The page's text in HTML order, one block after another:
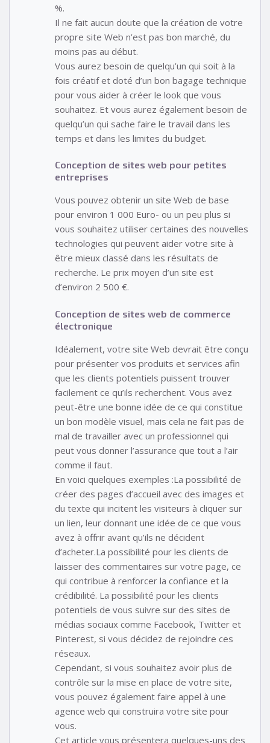
%.
Il ne fait aucun doute que la création de votre
propre site Web n’est pas bon marché, du
moins pas au début.
Vous aurez besoin de quelqu’un qui soit à la
fois créatif et doté d’un bon bagage technique
pour vous aider à créer le look que vous
souhaitez. Et vous aurez également besoin de
quelqu’un qui sache faire le travail dans les
temps et dans les limites du budget.
Conception de sites web pour petites
entreprises
Vous pouvez obtenir un site Web de base
pour environ 1 000 Euro- ou un peu plus si
vous souhaitez utiliser certaines des nouvelles
technologies qui peuvent aider votre site à
être mieux classé dans les résultats de
recherche. Le prix moyen d’un site est
d’environ 2 500 €.
Conception de sites web de commerce
électronique
Idéalement, votre site Web devrait être conçu
pour présenter vos produits et services afin
que les clients potentiels puissent trouver
facilement ce qu’ils recherchent. Vous avez
peut-être une bonne idée de ce qui constitue
un bon modèle visuel, mais cela ne fait pas de
mal de travailler avec un professionnel qui
peut vous donner l’assurance que tout a l’air
comme il faut.
En voici quelques exemples :La possibilité de
créer des pages d’accueil avec des images et
du texte qui incitent les visiteurs à cliquer sur
un lien, leur donnant une idée de ce que vous
avez à offrir avant qu’ils ne décident
d’acheter.La possibilité pour les clients de
laisser des commentaires sur votre page, ce
qui contribue à renforcer la confiance et la
crédibilité. La possibilité pour les clients
potentiels de vous suivre sur des sites de
médias sociaux comme Facebook, Twitter et
Pinterest, si vous décidez de rejoindre ces
réseaux.
Cependant, si vous souhaitez avoir plus de
contrôle sur la mise en place de votre site,
vous pouvez également faire appel à une
agence web qui construira votre site pour
vous.
Cet article vous présentera quelques-uns des